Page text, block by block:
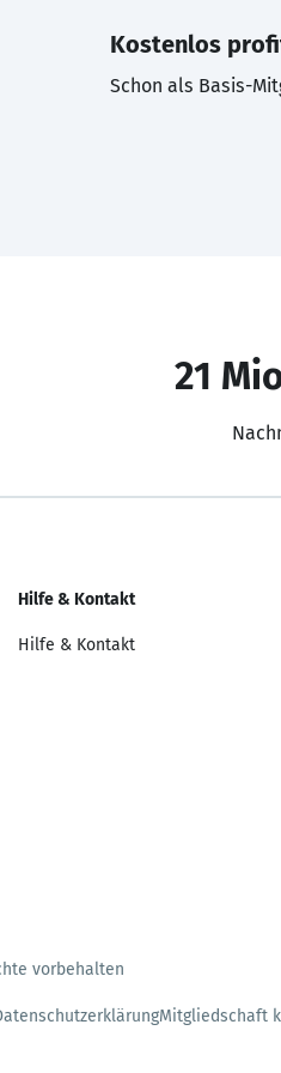
Kostenlos
Schon als Basis-
21
Hilfe & Kontakt
Hilfe & Kontakt
vorbehalten
Mitgliedschaft